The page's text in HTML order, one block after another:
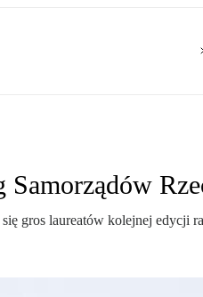
gros laureatów kolejnej